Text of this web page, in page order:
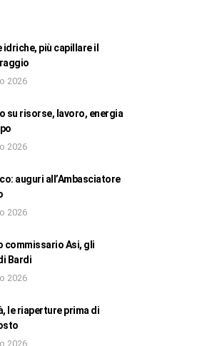
idriche, più capillare il
2026
su risorse, lavoro, energia
2026
auguri all’Ambasciatore
2026
commissario Asi, gli
Bardi
2026
le riaperture prima di
2026